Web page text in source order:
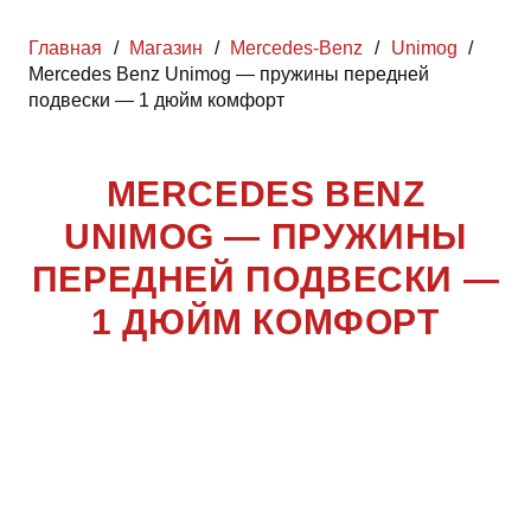
Главная / Магазин / Mercedes-Benz / Unimog /
Mercedes Benz Unimog — пружины передней
подвески — 1 дюйм комфорт
MERCEDES BENZ
UNIMOG — ПРУЖИНЫ
ПЕРЕДНЕЙ ПОДВЕСКИ —
1 ДЮЙМ КОМФОРТ